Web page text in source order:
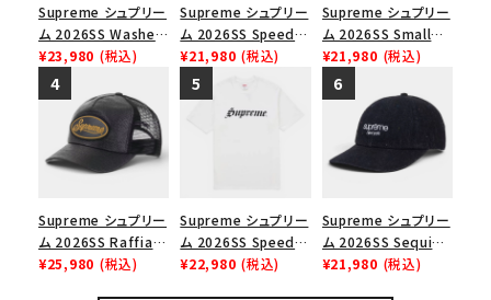
Supreme シュプリー
ム 2026SS Washed
Chino Twill Camp
Cap ウォッシュド チ
ノツイル キャンプキャ
ップ ブラック
¥23,980 (税込)
Supreme シュプリー
ム 2026SS Speed
Tee スピードTシャツ
ブラック
¥21,980 (税込)
Supreme シュプリー
ム 2026SS Small
Box Tee スモールボ
ックスTシャツ ブラッ
ク
¥21,980 (税込)
Supreme シュプリー
ム 2026SS Raffia
Mesh Back 5-Panel
¥25,980 (税込)
Supreme シュプリー
ム 2026SS Speed
Tee スピードTシャツ
¥22,980 (税込)
Supreme シュプリー
ム 2026SS Sequin
Denim Classic
¥21,980 (税込)